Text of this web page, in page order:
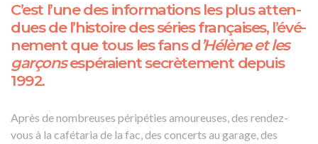
C’est l’une des infor­ma­tions les plus atten­
dues de l’his­toire des séries françaises, l’évé­
ne­ment que tous les fans d’Hélène et les
garçonsespé­raient secrè­te­ment depuis
1992.
Après de nombreuses péri­pé­ties amou­reuses, des rendez-
vous à la café­ta­ria de la fac, des concerts au garage, des